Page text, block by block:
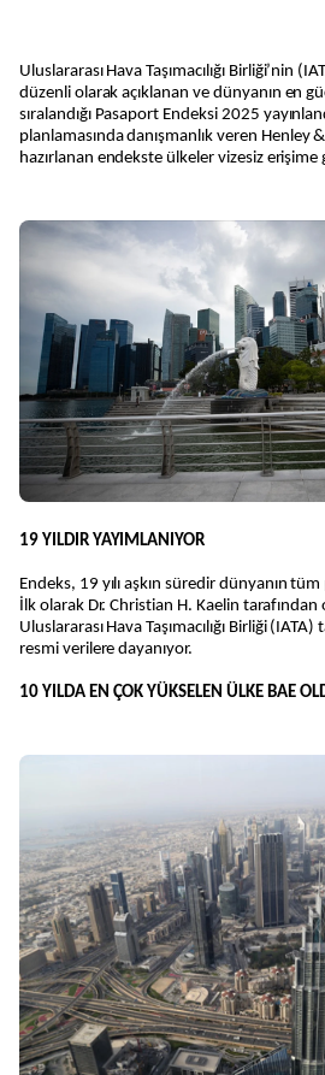
Uluslararası Hava Taşımacılığı Birliği’nin (IATA) resmi verilerine göre
düzenli olarak açıklanan ve dünyanın en
sıralandığı Pasaport Endeksi 2025
planlamasında danışmanlık veren Henley
hazırlanan endekste ülkeler vizesiz erişime
19 YILDIR YAYIMLANIYOR
Endeks, 19 yılı aşkın süredir dünyanın tüm
İlk olarak Dr. Christian H. Kaelin
Uluslararası Hava Taşımacılığı Birliği
resmi verilere dayanıyor.
10 YILDA EN ÇOK YÜKSELEN ÜLKE BAE